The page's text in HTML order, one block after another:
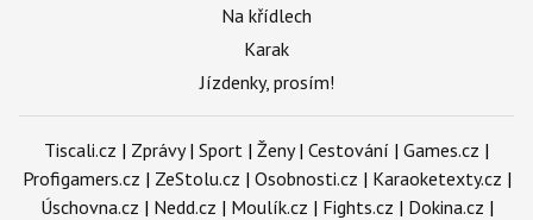
Na křídlech
Karak
Jízdenky, prosím!
Tiscali.cz | Zprávy| Sport | Ženy| Cestování | Games.cz |
Profigamers.cz | ZeStolu.cz | Osobnosti.cz | Karaoketexty.cz |
Úschovna.cz | Nedd.cz | Moulík.cz | Fights.cz | Dokina.cz |